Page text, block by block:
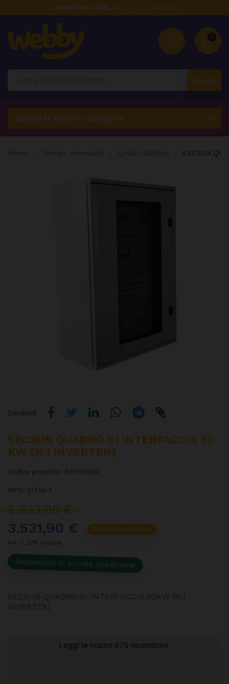
CHIUSI PER FERIE DAL 17 AL 23 AGOSTO
0
Cerca
Scopri le nostre categorie
SECSUN
Condividi
SECSUN QUADRO DI INTERFACCIA 50
KW (N.1 INVERTER)
Codice prodotto: BBY033837
MPN: QIT50-1
6.633,90 €
RISPARMI 3.101,95 €
IVA IT 22% inclusa
Disponibile in pronta spedizione